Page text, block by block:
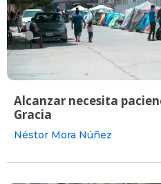
Alcanzar necesita
Gracia
Néstor Mora Núñez